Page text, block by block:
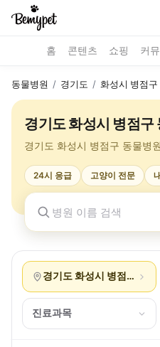
홈 콘텐츠 쇼핑 커
동물병원 / 경기도 / 화성시 병점구
경기도 화성시 병점구
경기도 화성시 병점구 동물병
24시 응급 고양이 전문
경기도 화성시 병점구 반월
진료과목